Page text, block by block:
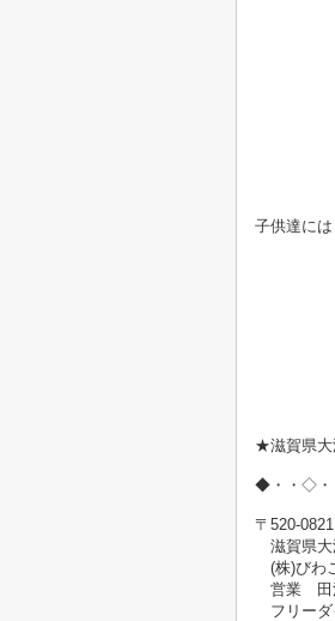
子供達には
★滋賀県大
◆・・◇
〒520-0821
滋賀県大
(株)びわ
営業 田
フリーダ